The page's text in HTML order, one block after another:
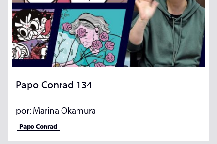
Papo Conrad 134
por: Marina Okamura
Papo Conrad